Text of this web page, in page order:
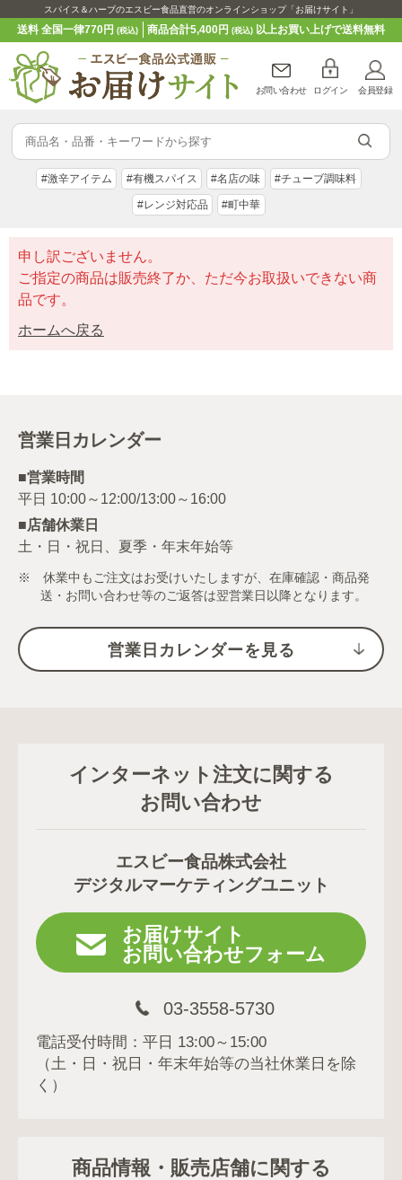
スパイス＆ハーブのエスビー食品直営のオンラインショップ「お届けサイト」
送料 全国一律770円(税込) 商品合計5,400円 (税込)以上お買い上げで送料無料
お問い合わせ ログイン 会員登録
#激辛アイテム #有機スパイス #名店の味 #チューブ調味料
#レンジ対応品 #町中華
申し訳ございません。
ご指定の商品は販売終了か、ただ今お取扱いできない商
品です。
ホームへ戻る
営業日カレンダー
■営業時間
■店舗休業日
土・日・祝日、夏季・年末年始等
※ 休業中もご注文はお受けいたしますが、在庫確認・商品発
送・お問い合わせ等のご返答は翌営業日以降となります。
営業日カレンダーを見る
インターネット注文に関する
お問い合わせ
エスビー食品株式会社
デジタルマーケティングユニット
お届けサイト
お問い合わせフォーム
03-3558-5730
電話受付時間：平日 13:00～15:00
（土・日・祝日・年末年始等の当社休業日を除
く）
商品情報・販売店舗に関する